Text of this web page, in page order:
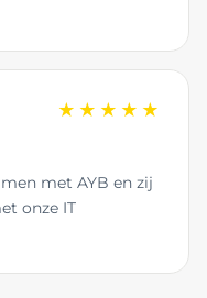
★★★★★
met AYB en zij
onze IT